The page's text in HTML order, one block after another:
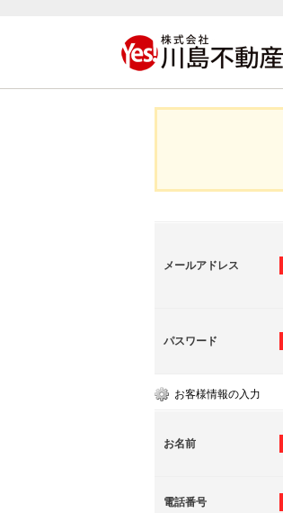
メールアドレス
パスワード
お客様情報の入力
お名前
電話番号